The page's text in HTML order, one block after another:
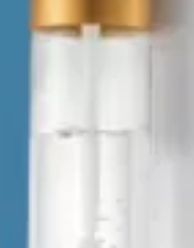
ら
厳